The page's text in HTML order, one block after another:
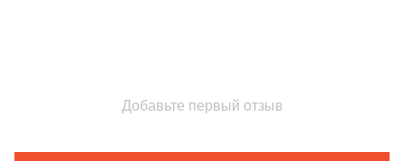
Добавьте первый отзыв